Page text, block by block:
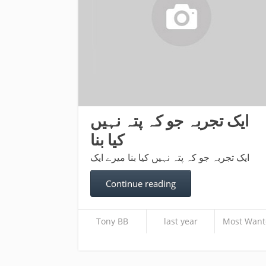
ایک تجربہ جو کہ پتہ نہیں
کیا بنا
ایک تجربہ جو کہ پتہ نہیں کیا بنا میرے ایک
Continue reading
Tony BB last year Most